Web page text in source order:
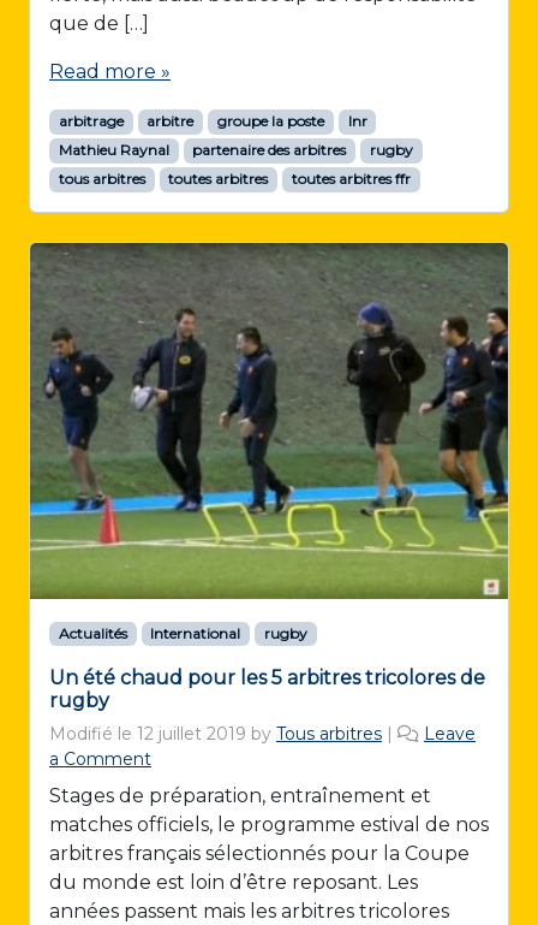
que de […]
Read more »
arbitrage arbitre groupe la poste
lnr
Mathieu Raynal
partenaire des arbitres
rugby
tous arbitres
toutes arbitres toutes arbitres ffr
Actualités International rugby
Un été chaud pour les 5 arbitres tricolores de
rugby
Modifié le 12 juillet 2019 by Tous arbitres |
Leave
a Comment
Stages de préparation, entraînement et
matches officiels, le programme estival de nos
arbitres français sélectionnés pour la Coupe
du monde est loin d’être reposant. Les
années passent mais les arbitres tricolores